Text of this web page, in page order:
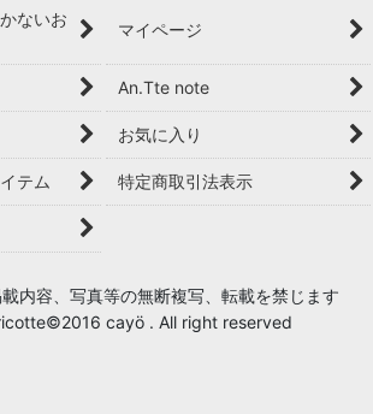
ないお
マイページ
An.Tte note
お気に入り
テム 特定商取引法表示
内容、写真等の無断複写、転載を禁じます
cayö . All right reserved